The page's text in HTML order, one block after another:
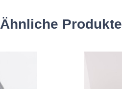
Ähnliche Produkte